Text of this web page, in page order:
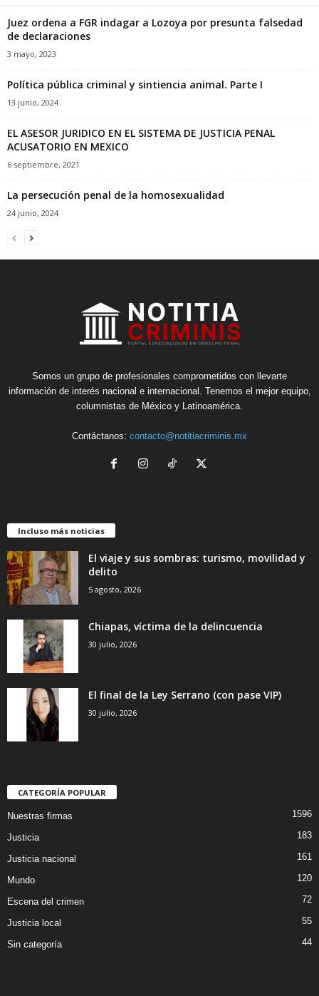
Juez ordena a FGR indagar a Lozoya por presunta falsedad
de declaraciones
3 mayo, 2023
Política pública criminal y sintiencia animal. Parte I
13 junio, 2024
EL ASESOR JURIDICO EN EL SISTEMA DE JUSTICIA PENAL
ACUSATORIO EN MEXICO
6 septiembre, 2021
La persecución penal de la homosexualidad
24 junio, 2024
Somos un grupo de profesionales comprometidos con llevarte
información de interés nacional e internacional. Tenemos el mejor equipo,
columnistas de México y Latinoamérica.
Contáctanos: contacto@notitiacriminis.mx
Incluso más noticias
El viaje y sus sombras: turismo, movilidad y
delito
5 agosto, 2026
Chiapas, víctima de la delincuencia
30 julio, 2026
El final de la Ley Serrano (con pase VIP)
30 julio, 2026
CATEGORÍA POPULAR
Nuestras firmas 1596
Justicia 183
Justicia nacional 161
Mundo 120
Escena del crimen 72
Justicia local 55
Sin categoría 44